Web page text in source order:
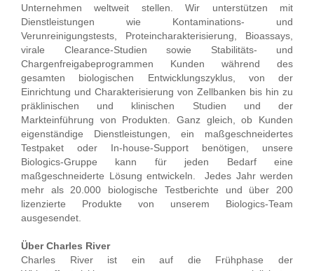
Unternehmen weltweit stellen. Wir unterstützen mit
Dienstleistungen wie Kontaminations- und
Verunreinigungstests, Proteincharakterisierung, Bioassays,
virale Clearance-Studien sowie Stabilitäts- und
Chargenfreigabeprogrammen Kunden während des
gesamten biologischen Entwicklungszyklus, von der
Einrichtung und Charakterisierung von Zellbanken bis hin zu
präklinischen und klinischen Studien und der
Markteinführung von Produkten. Ganz gleich, ob Kunden
eigenständige Dienstleistungen, ein maßgeschneidertes
Testpaket oder In-house-Support benötigen, unsere
Biologics-Gruppe kann für jeden Bedarf eine
maßgeschneiderte Lösung entwickeln. Jedes Jahr werden
mehr als 20.000 biologische Testberichte und über 200
lizenzierte Produkte von unserem Biologics-Team
ausgesendet.
Über Charles River
Charles River ist ein auf die Frühphase der